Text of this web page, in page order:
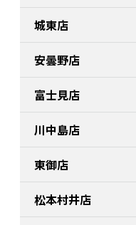
城東店
安曇野店
富士見店
川中島店
東御店
松本村井店